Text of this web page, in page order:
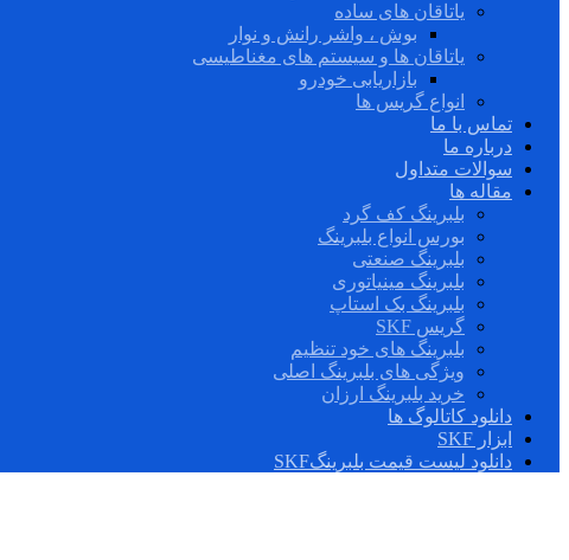
یاتاقان های ساده
بوش ، واشر رانش و نوار
یاتاقان ها و سیستم های مغناطیسی
بازاریابی خودرو
انواع گریس ها
تماس با ما
درباره ما
سوالات متداول
مقاله ها
بلبرینگ کف گرد
بورس انواع بلبرینگ
بلبرینگ صنعتی
بلبرینگ مینیاتوری
بلبرینگ بک استاپ
گریس SKF
بلبرینگ های خود تنظیم
ویژگی های بلبرینگ اصلی
خرید بلبرینگ ارزان
دانلود کاتالوگ ها
ابزار SKF
دانلود لیست قیمت بلبرینگSKF